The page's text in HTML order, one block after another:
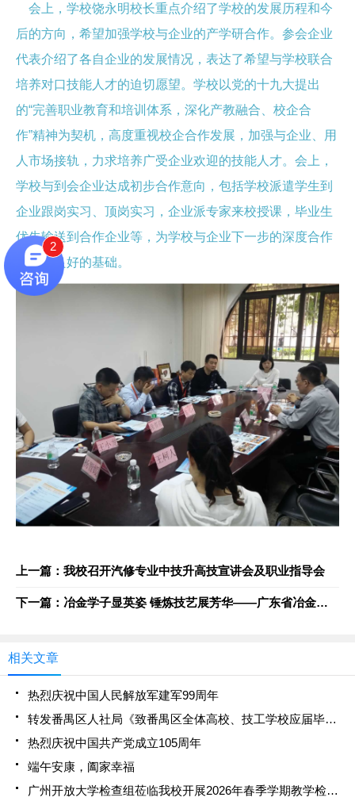
会上，学校饶永明校长重点介绍了学校的发展历程和今
后的方向，希望加强学校与企业的产学研合作。参会企业
代表介绍了各自企业的发展情况，表达了希望与学校联合
培养对口技能人才的迫切愿望。学校以党的十九大提出
的“完善职业教育和培训体系，深化产教融合、校企合
作”精神为契机，高度重视校企合作发展，加强与企业、用
人市场接轨，力求培养广受企业欢迎的技能人才。会上，
学校与到会企业达成初步合作意向，包括学校派遣学生到
企业跟岗实习、顶岗实习，企业派专家来校授课，毕业生
优先输送到合作企业等，为学校与企业下一步的深度合作
打下了良好的基础。
上一篇：我校召开汽修专业中技升高技宣讲会及职业指导会
下一篇：冶金学子显英姿 锤炼技艺展芳华――广东省冶金技工学校成功举办第十一届技能大赛
相关文章
热烈庆祝中国人民解放军建军99周年
转发番禺区人社局《致番禺区全体高校、技工学校应届毕业生的一封信》
热烈庆祝中国共产党成立105周年
端午安康，阖家幸福
广州开放大学检查组莅临我校开展2026年春季学期教学检查暨办学调研座谈
2